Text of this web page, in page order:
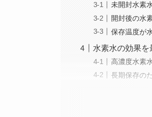
未開封水素
開封後の水
保存温度が
水素水の効果
高濃度水素
長期保存の